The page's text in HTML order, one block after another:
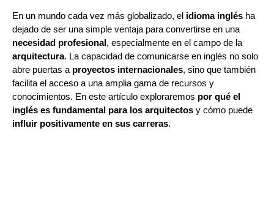
En un mundo cada vez más globalizado, el idioma inglés ha
dejado de ser una simple ventaja para convertirse en una
necesidad profesional, especialmente en el campo de la
arquitectura. La capacidad de comunicarse en inglés no solo
abre puertas a proyectos internacionales, sino que también
facilita el acceso a una amplia gama de recursos y
conocimientos. En este artículo exploraremos por qué el
inglés es fundamental para los arquitectos y cómo puede
influir positivamente en sus carreras.